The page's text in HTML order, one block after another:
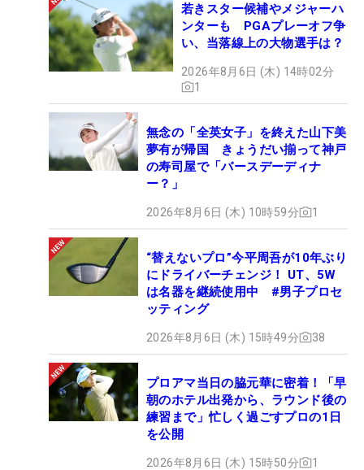
若きスター候補やメジャーハ
ンターも PGAプレーオフ争
い、当落線上の大物選手は？
2026年8月6日 (木) 14時02分
1
無念の「全英女子」を終えた山下美
夢有が帰国 きょうだい揃って神戸
の寿司屋で「バースデーディナ
ー？」
2026年8月6日 (木) 10時59分 1
“替えないプロ”今平周吾が10年ぶり
にドライバーチェンジ！ UT、5W
は名器を継続使用中 #男子プロセ
ッティング
2026年8月6日 (木) 15時49分 38
プロアマ当日の脇元華に密着！「早
朝のホテル出発から、ラウンド後の
練習まで」忙しく過ごすプロの1日
を公開
2026年8月6日 (木) 15時50分 1